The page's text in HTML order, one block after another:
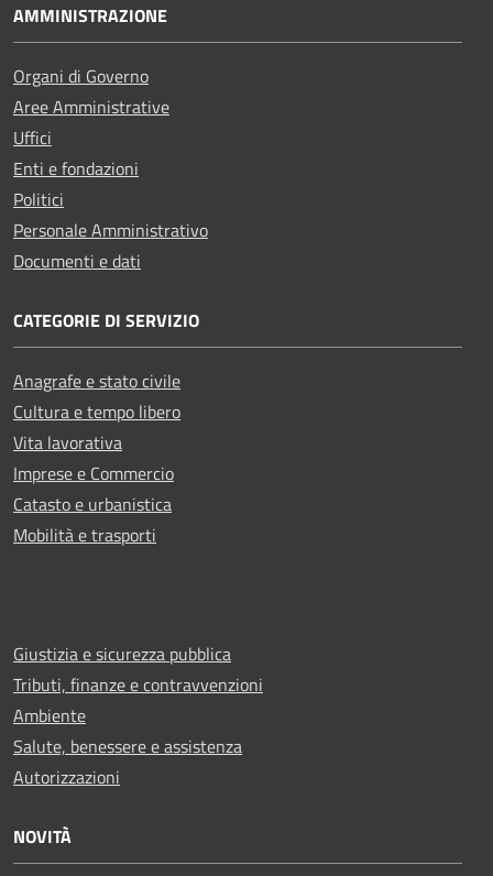
AMMINISTRAZIONE
Organi di Governo
Aree Amministrative
Uffici
Enti e fondazioni
Politici
Personale Amministrativo
Documenti e dati
CATEGORIE DI SERVIZIO
Anagrafe e stato civile
Cultura e tempo libero
Vita lavorativa
Imprese e Commercio
Catasto e urbanistica
Mobilità e trasporti
Giustizia e sicurezza pubblica
Tributi, finanze e contravvenzioni
Ambiente
Salute, benessere e assistenza
Autorizzazioni
NOVITÀ